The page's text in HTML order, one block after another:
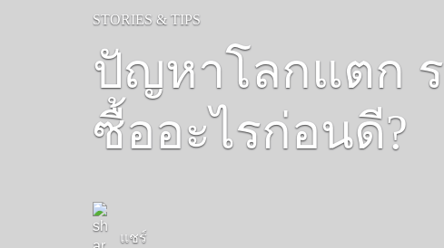
STORIES & TIPS
ปัญหาโลกแตก
ซื้ออะไรก่อนดี?
แชร์